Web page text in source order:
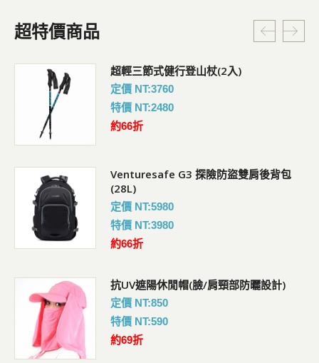
超特價商品
超輕三節式健行登山杖(2入)
定價 NT:3760
特價 NT:2480
約66折
Venturesafe G3 探險防盜雙肩後背包
(28L)
定價 NT:5980
特價 NT:3980
約66折
抗UV遮陽休閒帽(臉/肩頸部防曬設計)
定價 NT:850
特價 NT:590
約69折